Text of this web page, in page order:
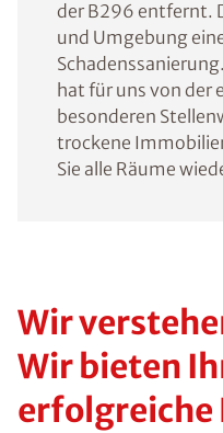
der B296 entfernt.
und Umgebung
hat für uns von der
besonderen
trockene
Sie alle Räume
Wir
Wir bieten
erfolgreiche